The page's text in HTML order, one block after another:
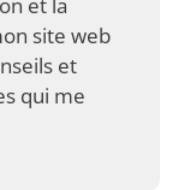
site web
et
qui me